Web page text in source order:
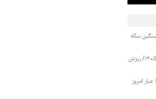
مرداد ۱۴۰۵/ ریزش سنگین سکه
قیمت محصولات ایران خودرو چهارشنبه ۱۴ مرداد ۱۴۰۵/ ریزش
قیمت طلا و سکه جمعه ۱۶ مرداد ۱۴۰۵/ طلای ۱۸ عیار امروز